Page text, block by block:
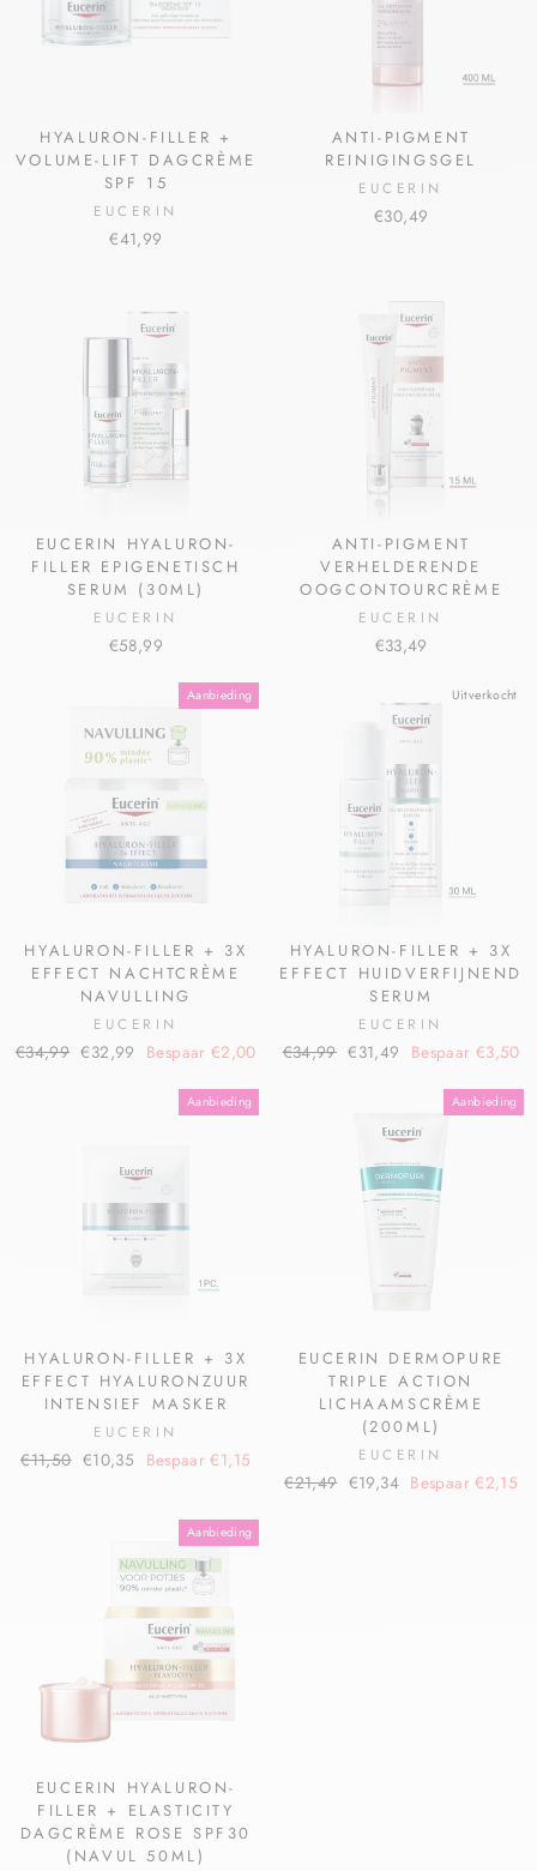
HYALURON-FILLER +
VOLUME-LIFT DAGCRÈME
SPF 15
EUCERIN
€41,99
ANTI-PIGMENT
REINIGINGSGEL
EUCERIN
€30,49
EUCERIN HYALURON-
FILLER EPIGENETISCH
SERUM (30ML)
EUCERIN
€58,99
ANTI-PIGMENT
VERHELDERENDE
OOGCONTOURCRÈME
EUCERIN
€33,49
Aanbieding
HYALURON-FILLER + 3X
EFFECT NACHTCRÈME
NAVULLING
EUCERIN
€34,99 €32,99 Bespaar €2,00
Uitverkocht
HYALURON-FILLER + 3X
EFFECT HUIDVERFIJNEND
SERUM
EUCERIN
€34,99 €31,49 Bespaar €3,50
Aanbieding
HYALURON-FILLER + 3X
EFFECT HYALURONZUUR
INTENSIEF MASKER
EUCERIN
€11,50 €10,35 Bespaar €1,15
Aanbieding
EUCERIN DERMOPURE
TRIPLE ACTION
LICHAAMSCRÈME
(200ML)
EUCERIN
€21,49 €19,34 Bespaar €2,15
Aanbieding
EUCERIN HYALURON-
FILLER + ELASTICITY
DAGCRÈME ROSE SPF30
(NAVUL 50ML)